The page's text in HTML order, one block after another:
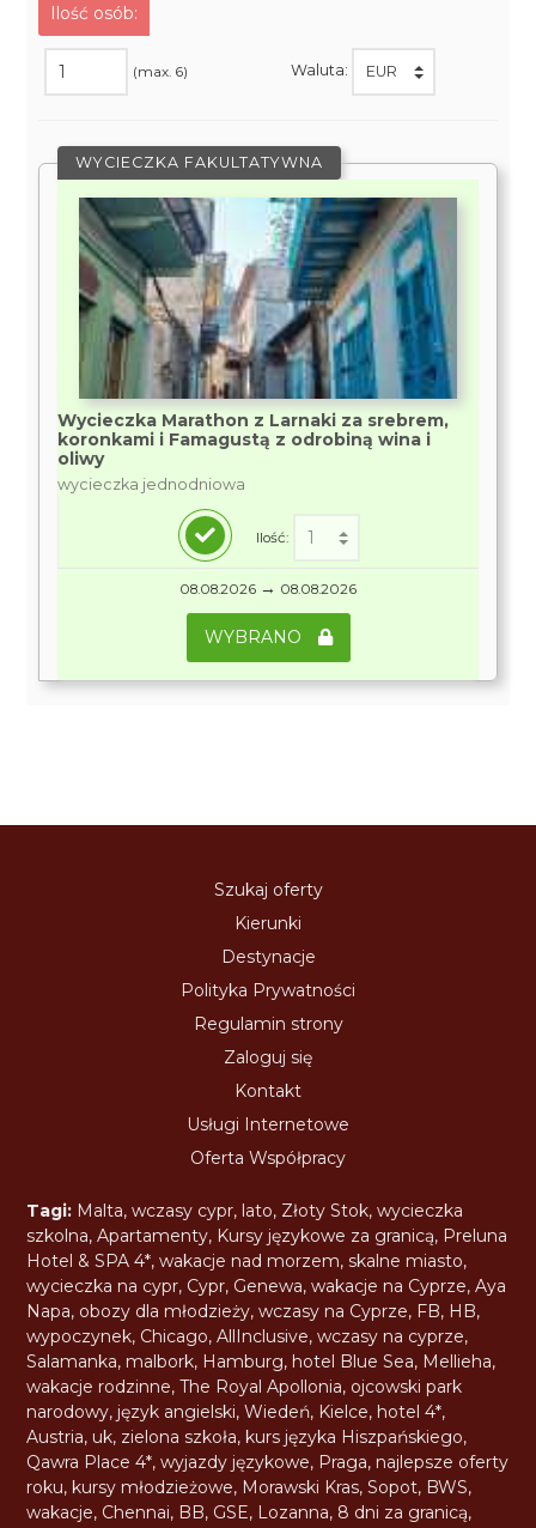
Ilość osób:
(max. 6) Waluta:
WYCIECZKA FAKULTATYWNA
Wycieczka Marathon z Larnaki za srebrem,
koronkami i Famagustą z odrobiną wina i
oliwy
wycieczka jednodniowa
Ilość:
08.08.2026 → 08.08.2026
WYBRANO
Szukaj oferty
Kierunki
Destynacje
Polityka Prywatności
Regulamin strony
Zaloguj się
Kontakt
Usługi Internetowe
Oferta Współpracy
Tagi: Malta,wczasy cypr, lato, Złoty Stok,wycieczka
szkolna,Apartamenty, Kursy językowe za granicą, Preluna
Hotel & SPA 4*,wakacje nad morzem,skalne miasto,
wycieczka na cypr, Cypr, Genewa,wakacje na Cyprze,Aya
Napa, obozy dla młodzieży,wczasy na Cyprze, FB, HB,
wypoczynek, Chicago,AllInclusive,wczasy na cyprze,
Salamanka, malbork, Hamburg, hotel Blue Sea, Mellieha,
wakacje rodzinne,The Royal Apollonia, ojcowski park
narodowy, język angielski,Wiedeń, Kielce, hotel 4*,
Austria, uk, zielona szkoła, kurs języka Hiszpańskiego,
Qawra Place 4*,wyjazdy językowe, Praga, najlepsze oferty
roku, kursy młodzieżowe, Morawski Kras,Sopot, BWS,
wakacje, Chennai, BB, GSE, Lozanna, 8 dni za granicą,